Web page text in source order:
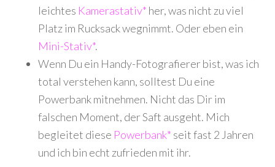
leichtes Kamerastativ* her, was nicht zu viel
Platz im Rucksack wegnimmt. Oder eben ein
Mini-Stativ*.
Wenn Du ein Handy-Fotografierer bist, was ich
total verstehen kann, solltest Du eine
Powerbank mitnehmen. Nicht das Dir im
falschen Moment, der Saft ausgeht. Mich
begleitet diese Powerbank* seit fast 2 Jahren
und ich bin echt zufrieden mit ihr.